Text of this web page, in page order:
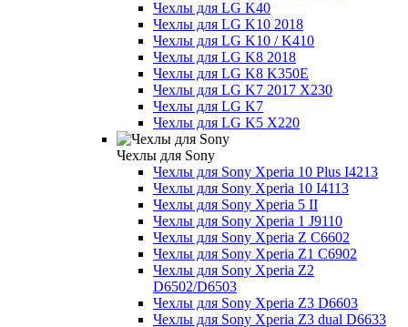
Чехлы для LG K40
Чехлы для LG K10 2018
Чехлы для LG K10 / K410
Чехлы для LG K8 2018
Чехлы для LG K8 K350E
Чехлы для LG K7 2017 X230
Чехлы для LG K7
Чехлы для LG K5 X220
Чехлы для Sony
Чехлы для Sony Xperia 10 Plus I4213
Чехлы для Sony Xperia 10 I4113
Чехлы для Sony Xperia 5 II
Чехлы для Sony Xperia 1 J9110
Чехлы для Sony Xperia Z C6602
Чехлы для Sony Xperia Z1 C6902
Чехлы для Sony Xperia Z2
D6502/D6503
Чехлы для Sony Xperia Z3 D6603
Чехлы для Sony Xperia Z3 dual D6633